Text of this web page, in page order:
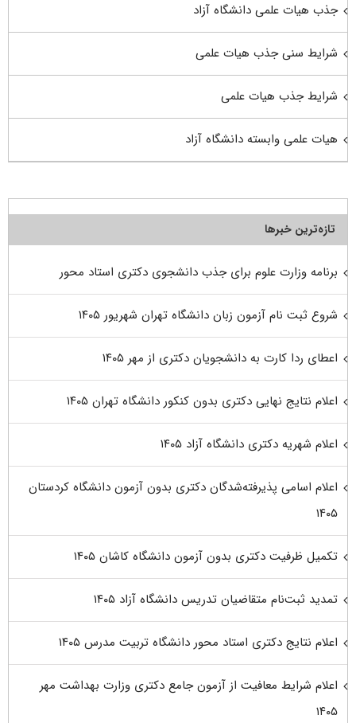
جذب هیات علمی دانشگاه آزاد
شرایط سنی جذب هیات علمی
شرایط جذب هیات علمی
هیات علمی وابسته دانشگاه آزاد
تازه‌ترین خبرها
برنامه وزارت علوم برای جذب دانشجوی دکتری استاد محور
شروع ثبت نام آزمون زبان دانشگاه تهران شهریور ۱۴۰۵
اعطای ردا کارت به دانشجویان دکتری از مهر ۱۴۰۵
اعلام نتایج نهایی دکتری بدون کنکور دانشگاه تهران ۱۴۰۵
اعلام شهریه دکتری دانشگاه آزاد ۱۴۰۵
اعلام اسامی پذیرفته‌شدگان دکتری بدون آزمون دانشگاه کردستان
۱۴۰۵
تکمیل ظرفیت دکتری بدون آزمون دانشگاه کاشان ۱۴۰۵
تمدید ثبت‌نام متقاضیان تدریس دانشگاه آزاد ۱۴۰۵
اعلام نتایج دکتری استاد محور دانشگاه تربیت مدرس ۱۴۰۵
اعلام شرایط معافیت از آزمون جامع دکتری وزارت بهداشت مهر
۱۴۰۵